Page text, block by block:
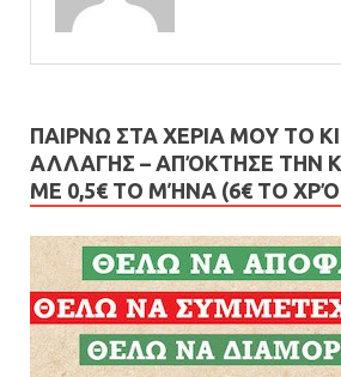
ΠΑΙΡΝΩ ΣΤΑ ΧΕΡΙΑ ΜΟΥ ΤΟ
ΑΛΛΑΓΗΣ – AΠΌΚΤΗΣΕ ΤΗΝ
ΜΕ 0,5€ ΤΟ ΜΉΝΑ (6€ ΤΟ